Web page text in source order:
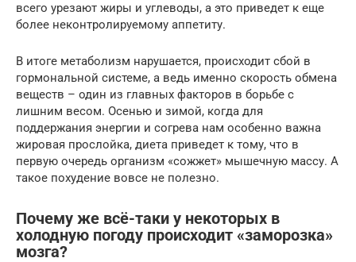
всего урезают жиры и углеводы, а это приведет к еще
более неконтролируемому аппетиту.
В итоге метаболизм нарушается, происходит сбой в
гормональной системе, а ведь именно скорость обмена
веществ – один из главных факторов в борьбе с
лишним весом. Осенью и зимой, когда для
поддержания энергии и согрева нам особенно важна
жировая прослойка, диета приведет к тому, что в
первую очередь организм «сожжет» мышечную массу. А
такое похудение вовсе не полезно.
Почему же всё-таки у некоторых в
холодную погоду происходит «заморозка»
мозга?